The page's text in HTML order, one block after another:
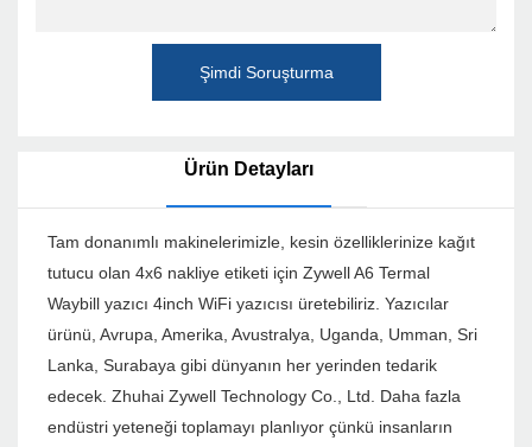
Şimdi Soruşturma
Ürün Detayları
Tam donanımlı makinelerimizle, kesin özelliklerinize kağıt
tutucu olan 4x6 nakliye etiketi için Zywell A6 Termal
Waybill yazıcı 4inch WiFi yazıcısı üretebiliriz. Yazıcılar
ürünü, Avrupa, Amerika, Avustralya, Uganda, Umman, Sri
Lanka, Surabaya gibi dünyanın her yerinden tedarik
edecek. Zhuhai Zywell Technology Co., Ltd. Daha fazla
endüstri yeteneği toplamayı planlıyor çünkü insanların